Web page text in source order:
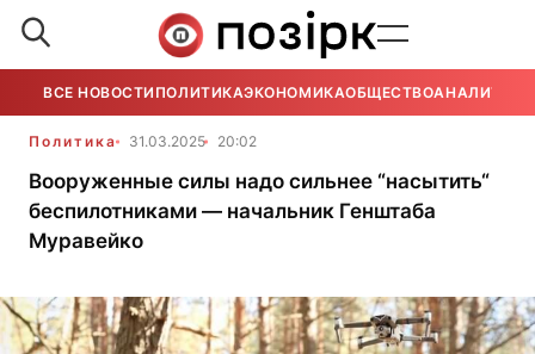
ВСЕ НОВОСТИ ПОЛИТИКАЭКОНОМИКАОБЩЕСТВОАНАЛИТИКА
Политика 31.03.2025 20:02
Вооруженные силы надо сильнее “насытить“
беспилотниками — начальник Генштаба
Муравейко